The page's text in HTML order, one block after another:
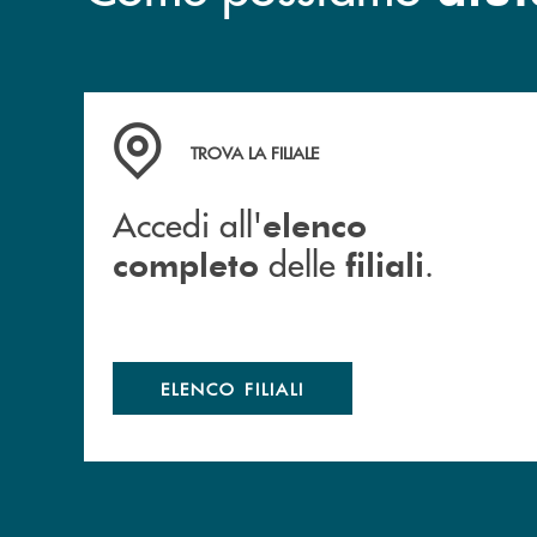
Accedi all' elenco completo delle filiali .
TROVA LA FILIALE
Accedi all'elenco
completo delle filiali.
ELENCO FILIALI